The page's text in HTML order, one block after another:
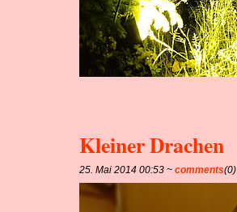
Kleiner Drachen
25. Mai 2014 00:53 ~comments(0)